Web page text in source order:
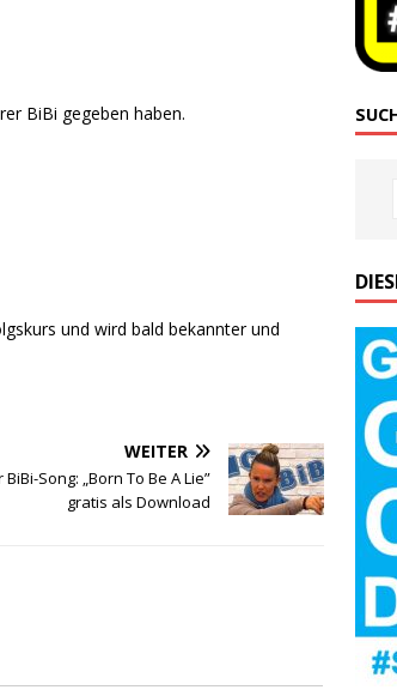
BiBi gege­ben haben.
und wird bald bekann­ter und
WEITER
Song: „Born To Be A Lie”
gratis als Download